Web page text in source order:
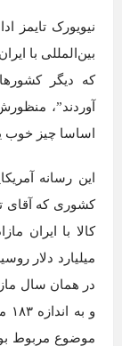
نیویورک تایمز
بین‌المللی با
که دیگر
آوردند”،
اساسا چیز خوب
این رسانه
در همان سال
موضوع مربوط